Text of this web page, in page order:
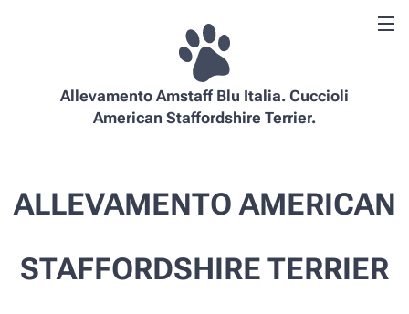
Allevamento Amstaff Blu Italia. Cuccioli
American Staffordshire Terrier.
ALLEVAMENTO AMERICAN
STAFFORDSHIRE TERRIER